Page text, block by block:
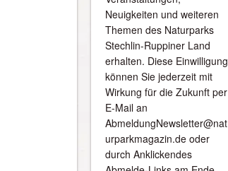
Neuigkeiten und weiteren
Themen des Naturparks
Stechlin-Ruppiner Land
erhalten. Diese Einwilligung
können Sie jederzeit mit
Wirkung für die Zukunft per
E-Mail an
AbmeldungNewsletter@nat
urparkmagazin.de oder
durch Anklickendes